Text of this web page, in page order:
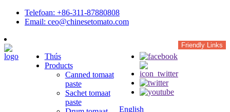
Telefoan: +86-311-87880808
Email: ceo@chinesetomato.com
Friendly Links
Thús
Products
Canned tomaat
paste
Sachet tomaat
paste
English